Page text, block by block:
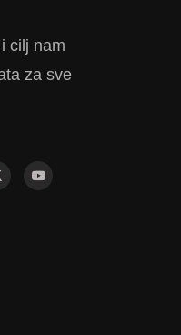
cilj nam
za sve